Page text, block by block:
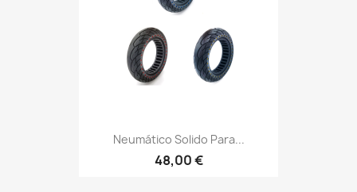
Neumático Solido Para...
48,00 €